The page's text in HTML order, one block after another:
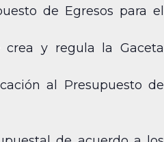
de Egresos para el
crea y regula la Gaceta
al Presupuesto de